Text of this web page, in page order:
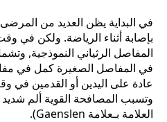
في البداية يظن العديد من المرضى
بإصابة أثناء الرياضة. ولكن في
المفاصل الرثياني النموذجية,
في المفاصل الصغيرة كمل في
عادة على اليدين أو القدمين في
وتسبب المصافحة القوية ألم
العلامة بـعلامة Gaenslen).